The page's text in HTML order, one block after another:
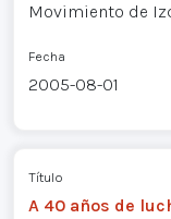
Movimiento de
Fecha
2005-08-01
Título
A 40 años de